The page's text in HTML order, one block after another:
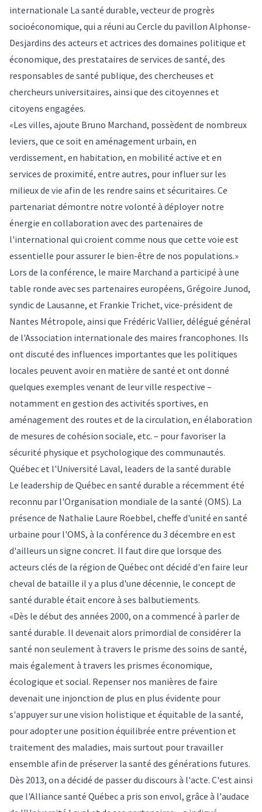
internationale La santé durable, vecteur de progrès
socioéconomique, qui a réuni au Cercle du pavillon Alphonse-
Desjardins des acteurs et actrices des domaines politique et
économique, des prestataires de services de santé, des
responsables de santé publique, des chercheuses et
chercheurs universitaires, ainsi que des citoyennes et
citoyens engagées.
«Les villes, ajoute Bruno Marchand, possèdent de nombreux
leviers, que ce soit en aménagement urbain, en
verdissement, en habitation, en mobilité active et en
services de proximité, entre autres, pour influer sur les
milieux de vie afin de les rendre sains et sécuritaires. Ce
partenariat démontre notre volonté à déployer notre
énergie en collaboration avec des partenaires de
l'international qui croient comme nous que cette voie est
essentielle pour assurer le bien-être de nos populations.»
Lors de la conférence, le maire Marchand a participé à une
table ronde avec ses partenaires européens, Grégoire Junod,
syndic de Lausanne, et Frankie Trichet, vice-président de
Nantes Métropole, ainsi que Frédéric Vallier, délégué général
de l'Association internationale des maires francophones. Ils
ont discuté des influences importantes que les politiques
locales peuvent avoir en matière de santé et ont donné
quelques exemples venant de leur ville respective –
notamment en gestion des activités sportives, en
aménagement des routes et de la circulation, en élaboration
de mesures de cohésion sociale, etc. – pour favoriser la
sécurité physique et psychologique des communautés.
Québec et l'Université Laval, leaders de la santé durable
Le leadership de Québec en santé durable a récemment été
reconnu par l'Organisation mondiale de la santé (OMS). La
présence de Nathalie Laure Roebbel, cheffe d'unité en santé
urbaine pour l'OMS, à la conférence du 3 décembre en est
d'ailleurs un signe concret. Il faut dire que lorsque des
acteurs clés de la région de Québec ont décidé d'en faire leur
cheval de bataille il y a plus d'une décennie, le concept de
santé durable était encore à ses balbutiements.
«Dès le début des années 2000, on a commencé à parler de
santé durable. Il devenait alors primordial de considérer la
santé non seulement à travers le prisme des soins de santé,
mais également à travers les prismes économique,
écologique et social. Repenser nos manières de faire
devenait une injonction de plus en plus évidente pour
s'appuyer sur une vision holistique et équitable de la santé,
pour adopter une position équilibrée entre prévention et
traitement des maladies, mais surtout pour travailler
ensemble afin de préserver la santé des générations futures.
Dès 2013, on a décidé de passer du discours à l'acte. C'est ainsi
que l'Alliance santé Québec a pris son envol, grâce à l'audace